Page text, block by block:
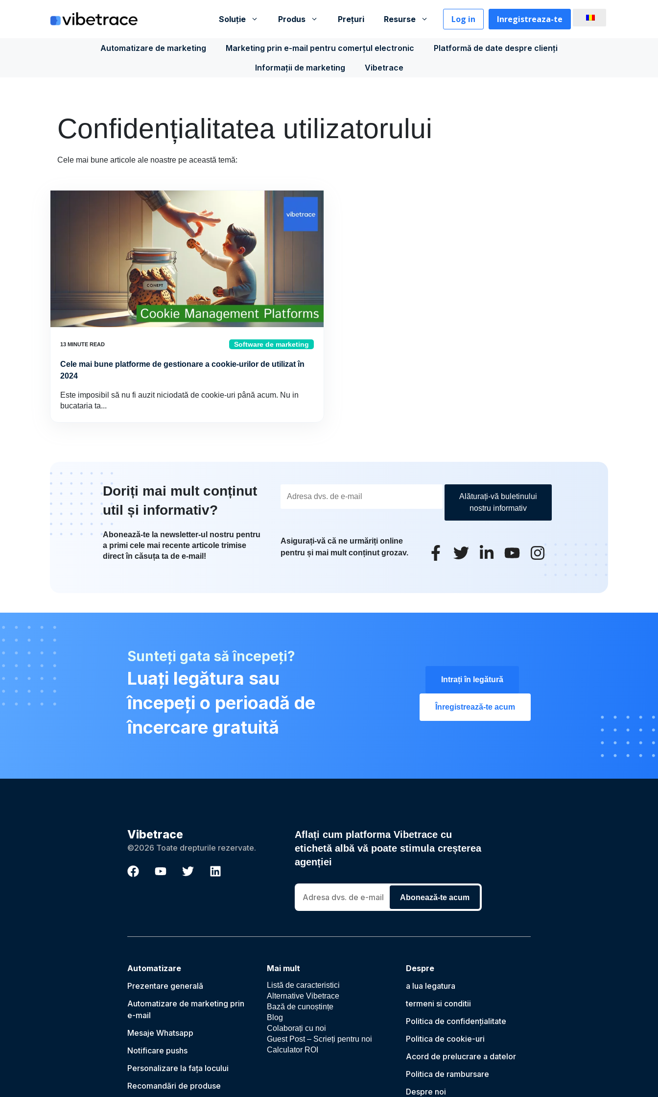
Soluţie Produs Prețuri Resurse Log in Inregistreaza-te
Automatizare de marketing Marketing prin e-mail pentru comerțul electronic
Platformă de date despre clienți
Informații de marketing
Vibetrace
Confidențialitatea utilizatorului
Cele mai bune articole ale noastre pe această temă:
Software de marketing
Cele mai bune platforme de gestionare a cookie-urilor de utilizat în
2024
Este imposibil să nu fi auzit niciodată de cookie-uri până acum. Nu in
bucataria ta...
Doriți mai mult conținut
util și informativ?
Abonează-te la newsletter-ul nostru pentru
a primi cele mai recente articole trimise
direct în căsuța ta de e-mail!
Alăturați-vă buletinului
nostru informativ
Asigurați-vă că ne urmăriți online
pentru și mai mult conținut grozav.
Sunteți gata să începeți?
Luați legătura sau
începeți o perioadă de
încercare gratuită
Intrați în legătură
Înregistrează-te acum
Vibetrace
©2026 Toate drepturile rezervate.
Aflați cum platforma Vibetrace cu
etichetă albă vă poate stimula creșterea
agenției
Abonează-te acum
Automatizare
Prezentare generală
Automatizare de marketing prin
e-mail
Mesaje Whatsapp
Notificare pushs
Personalizare la fața locului
Recomandări de produse
Mai mult
Listă de caracteristici
Alternative Vibetrace
Bază de cunoștințe
Blog
Colaborați cu noi
Guest Post – Scrieți pentru noi
Calculator ROI
Despre
a lua legatura
termeni si conditii
Politica de confidențialitate
Politica de cookie-uri
Acord de prelucrare a datelor
Politica de rambursare
Despre noi